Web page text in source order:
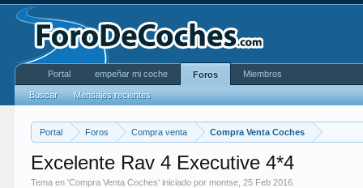
Portal Foros Compra venta Compra Venta Coches
Excelente Rav 4 Executive 4*4
Tema en 'Compra Venta Coches' iniciado pormontse ,25 Feb 2016
Portal empeñar mi coche Foros
Buscar Mensajes recientes
Miembros